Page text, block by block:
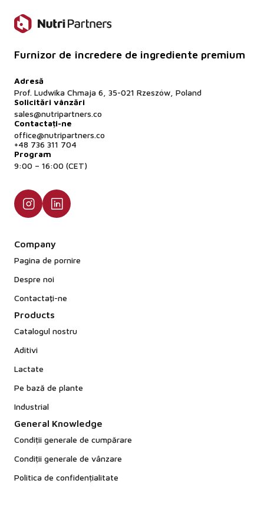
Furnizor de încredere de ingrediente premium
Adresă
Prof. Ludwika Chmaja 6, 35-021 Rzeszów, Poland
Solicitări vânzări
sales@nutripartners.co
Contactați-ne
office@nutripartners.co
+48 736 311 704
Program
9:00 – 16:00 (CET)
Company
Pagina de pornire
Despre noi
Contactaţi-ne
Products
Catalogul nostru
Aditivi
Lactate
Pe bază de plante
Industrial
General Knowledge
Condiții generale de cumpărare
Condiții generale de vânzare
Politica de confidențialitate